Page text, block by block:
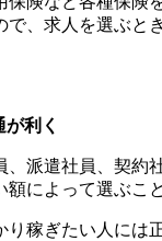
で、求人を選ぶと
利く
、派遣社員、契約
によって選ぶこ
り稼ぎたい人には